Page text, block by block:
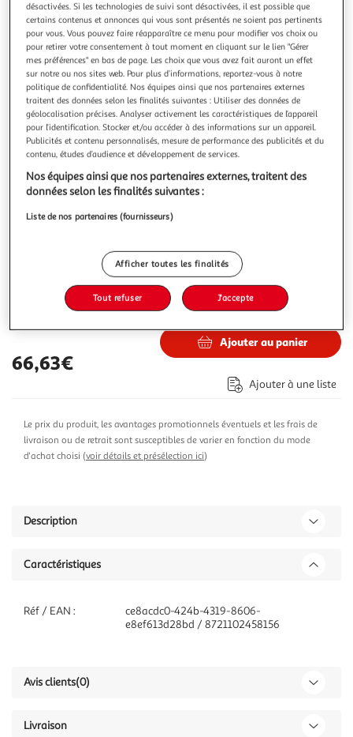
VIDAXL
Tente de plage 4 personnes gris liberation rapide
impermeable
Cette tente de plage vous offre, a vous ainsi qu'a vos amis,
un abri douillet pendant les fortes chaleurs de l'ete, ou bien
vous pouvez l'utiliser pour faire de l'ombre au bac a sable et
a la pataugeoire. Impermeable : cette tente de camping,
fabriquee en polyester avec un revetement en PU, est impe
En savoir +
Vendu parMultishop
Livraison dès 5/6 jours
Plus d'options
Vendu par Multishop
Livraison dès 1/2 semaines
Livraison offerte
Plus d'options
Vendu parASD
66,63€
Ajouter au panier
Ajouter à une liste
Le prix du produit, les avantages promotionnels éventuels et les frais de
livraison ou de retrait sont susceptibles de varier en fonction du mode
d'achat choisi (voir détails et présélection ici)
Description
Caractéristiques
Réf / EAN :
ce8acdc0-424b-4319-8606-
e8ef613d28bd / 8721102458156
Avis clients(0)
Livraison
désactivées. Si les technologies de suivi sont désactivées, il est possible que
certains contenus et annonces qui vous sont présentés ne soient pas pertinents
pour vous. Vous pouvez faire réapparaître ce menu pour modifier vos choix ou
pour retirer votre consentement à tout moment en cliquant sur le lien "Gérer
mes préférences" en bas de page. Les choix que vous avez fait auront un effet
sur notre ou nos sites web. Pour plus d’informations, reportez-vous à notre
politique de confidentialité. Nos équipes ainsi que nos partenaires externes
traitent des données selon les finalités suivantes : Utiliser des données de
géolocalisation précises. Analyser activement les caractéristiques de l’appareil
pour l’identification. Stocker et/ou accéder à des informations sur un appareil.
Publicités et contenu personnalisés, mesure de performance des publicités et du
contenu, études d’audience et développement de services.
Nos équipes ainsi que nos partenaires externes, traitent des
données selon les finalités suivantes :
Liste de nos partenaires (fournisseurs)
Afficher toutes les finalités
Tout refuser J'accepte